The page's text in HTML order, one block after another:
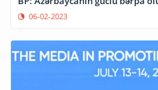
06-02-2023